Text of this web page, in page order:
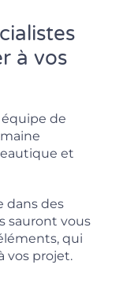
à vos
de
et
dans des
sauront vous
qui
vos projet.